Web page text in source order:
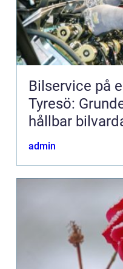
Bilservice på
Tyresö:
hållbar
admin